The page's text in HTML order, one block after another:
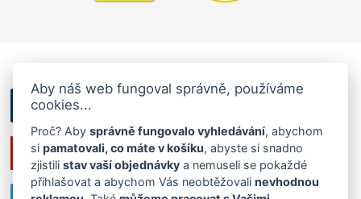
Aby náš web fungoval správně, používáme
cookies...
Proč? Abysprávně fungovalo vyhledávání, abychom
sipamatovali, co máte v košíku, abyste si snadno
zjistilistav vaší objednávky a nemuseli se pokaždé
přihlašovat a abychom Vás neobtěžovalinevhodnou